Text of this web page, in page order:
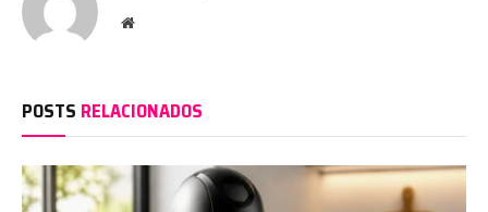
Website
POSTS RELACIONADOS